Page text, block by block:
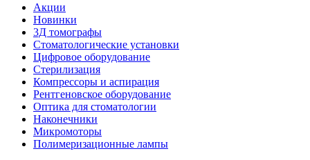
Акции
Новинки
3Д томографы
Стоматологические установки
Цифровое оборудование
Стерилизация
Компрессоры и аспирация
Рентгеновское оборудование
Оптика для стоматологии
Наконечники
Микромоторы
Полимеризационные лампы